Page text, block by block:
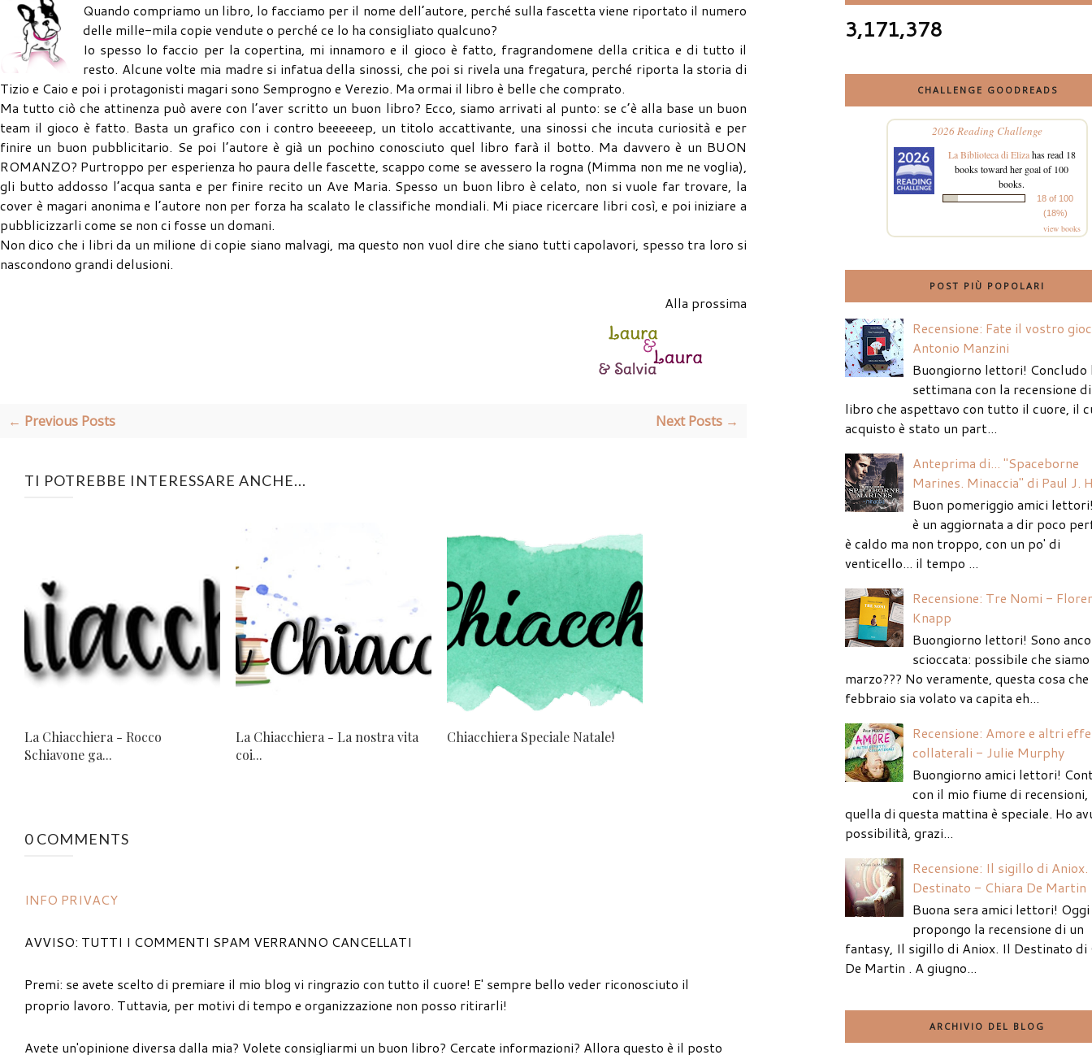
Quando compriamo un libro, lo facciamo per il nome dell’autore, perché sulla fascetta viene riportato il numero
delle mille-mila copie vendute o perché ce lo ha consigliato qualcuno?
Io spesso lo faccio per la copertina, mi innamoro e il gioco è fatto, fragrandomene della critica e di tutto il
resto. Alcune volte mia madre si infatua della sinossi, che poi si rivela una fregatura, perché riporta la storia di
Tizio e Caio e poi i protagonisti magari sono Semprogno e Verezio. Ma ormai il libro è belle che comprato.
Ma tutto ciò che attinenza può avere con l’aver scritto un buon libro? Ecco, siamo arrivati al punto: se c’è alla base un buon
team il gioco è fatto. Basta un grafico con i contro beeeeeep, un titolo accattivante, una sinossi che incuta curiosità e per
finire un buon pubblicitario. Se poi l’autore è già un pochino conosciuto quel libro farà il botto. Ma davvero è un BUON
ROMANZO? Purtroppo per esperienza ho paura delle fascette, scappo come se avessero la rogna (Mimma non me ne voglia),
gli butto addosso l’acqua santa e per finire recito un Ave Maria. Spesso un buon libro è celato, non si vuole far trovare, la
cover è magari anonima e l’autore non per forza ha scalato le classifiche mondiali. Mi piace ricercare libri così, e poi iniziare a
pubblicizzarli come se non ci fosse un domani.
Non dico che i libri da un milione di copie siano malvagi, ma questo non vuol dire che siano tutti capolavori, spesso tra loro si
nascondono grandi delusioni.
Alla prossima
← Previous Posts Next Posts →
TI POTREBBE INTERESSARE ANCHE...
La Chiacchiera - Rocco
Schiavone ga...
La Chiacchiera - La nostra vita
coi...
Chiacchiera Speciale Natale!
0 COMMENTS
INFO PRIVACY
AVVISO: TUTTI I COMMENTI SPAM VERRANNO CANCELLATI
Premi: se avete scelto di premiare il mio blog vi ringrazio con tutto il cuore! E' sempre bello veder riconosciuto il
proprio lavoro. Tuttavia, per motivi di tempo e organizzazione non posso ritirarli!
Avete un'opinione diversa dalla mia? Volete consigliarmi un buon libro? Cercate informazioni? Allora questo è il posto
3,171,378
CHALLENGE GOODREADS
2026 Reading Challenge
La Biblioteca di Elizahas read 18
books toward her goal of 100
books.
18 of 100
(18%)
view books
POST PIÙ POPOLARI
Recensione: Fate il vostro
Antonio Manzini
Buongiorno lettori! Concludo
settimana con la recensione
libro che aspettavo con tutto il cuore, il
acquisto è stato un part...
Anteprima di... "Spaceborne
Marines. Minaccia" di Paul J.
Buon pomeriggio amici
è un aggiornata a dir poco
è caldo ma non troppo, con un po' di
venticello... il tempo ...
Recensione: Tre Nomi -
Knapp
Buongiorno lettori! Sono
scioccata: possibile che siamo
marzo??? No veramente, questa cosa che
febbraio sia volato va capita eh...
Recensione: Amore e altri
collaterali - Julie Murphy
Buongiorno amici lettori!
con il mio fiume di recensioni,
quella di questa mattina è speciale. Ho
possibilità, grazi...
Recensione: Il sigillo di
Destinato - Chiara De Martin
Buona sera amici lettori!
propongo la recensione di un
fantasy, Il sigillo di Aniox. Il Destinato di
De Martin . A giugno...
ARCHIVIO DEL BLOG